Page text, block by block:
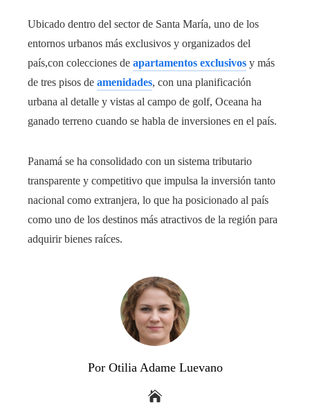
Ubicado dentro del sector de Santa María, uno de los
entornos urbanos más exclusivos y organizados del
país,con colecciones de apartamentos exclusivos y más
de tres pisos de amenidades, con una planificación
urbana al detalle y vistas al campo de golf, Oceana ha
ganado terreno cuando se habla de inversiones en el país.
Panamá se ha consolidado con un sistema tributario
transparente y competitivo que impulsa la inversión tanto
nacional como extranjera, lo que ha posicionado al país
como uno de los destinos más atractivos de la región para
adquirir bienes raíces.
Por Otilia Adame Luevano